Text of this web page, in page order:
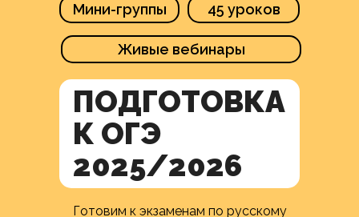
Мини-группы 45 уроков
Живые вебинары
ПОДГОТОВКА
К ОГЭ
2025/2026
Готовим к экзаменам по русскому